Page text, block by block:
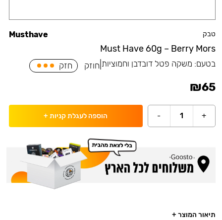
טבק
Must Have 60g – Berry Mors
Musthave
בטעם: משקה פטל דובדבן וחמוציות חוזק חזק
₪65
+
1
- הוספה לעגלת קניות +
תיאור המוצר +